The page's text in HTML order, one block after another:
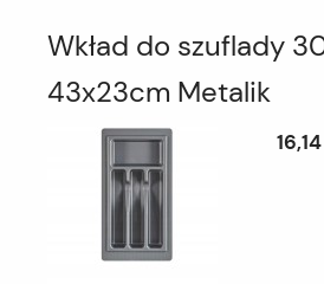
Wkład do szuflady
43x23cm Metalik
16,14